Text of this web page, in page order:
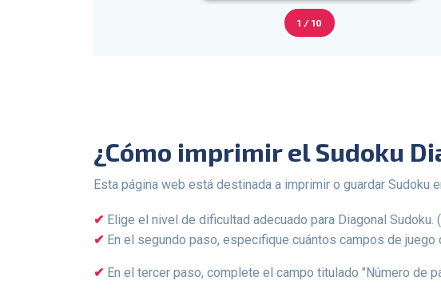
1 / 10
¿Cómo imprimir el Sudoku
Esta página web está destinada a imprimir o guardar
Elige el nivel de dificultad adecuado para Diagonal
En el segundo paso, especifique cuántos campos de juego
En el tercer paso, complete el campo titulado "Número de